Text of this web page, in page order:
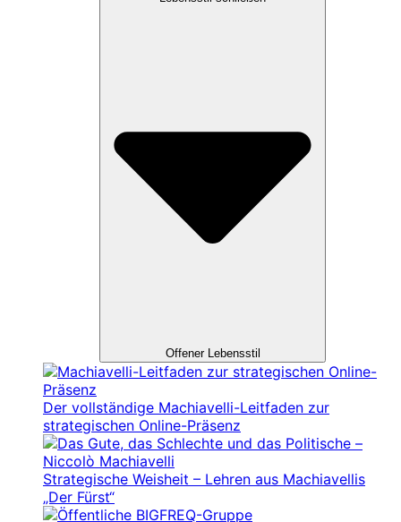
Offener Lebensstil
Der vollständige Machiavelli-Leitfaden zur
strategischen Online-Präsenz
Strategische Weisheit – Lehren aus Machiavellis
„Der Fürst“